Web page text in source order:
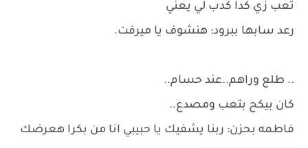
تعب زي كدا كدب لي يعني
رعد سابها ببرود: هنشوف يا ميرفت.
.. طلع وراهم..عند حسام..
كان بيكح بتعب ومصدع..
فاطمه بحزن: ربنا يشفيك يا حبيبي انا من بكرا هعرضك